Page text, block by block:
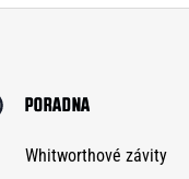
PORADNA
Whitworthové závity